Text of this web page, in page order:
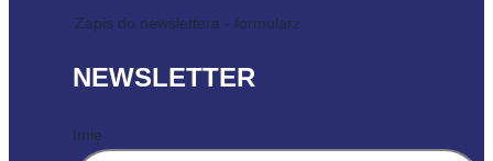
Zapis do newslettera - formularz
NEWSLETTER
Imię